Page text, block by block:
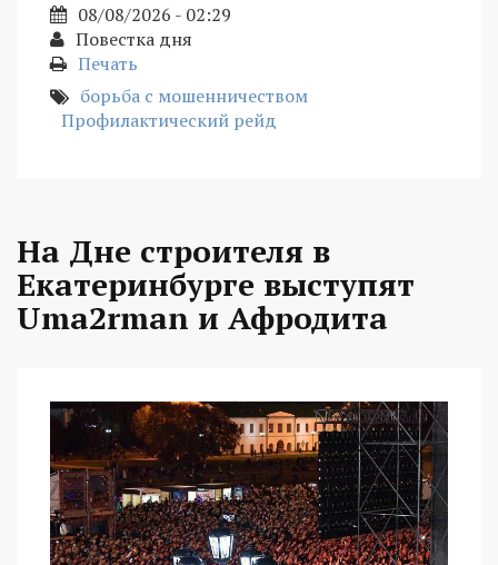
08/08/2026 - 02:29
Повестка дня
Печать
борьба с мошенничеством
Профилактический рейд
На Дне строителя в
Екатеринбурге выступят
Uma2rman и Афродита